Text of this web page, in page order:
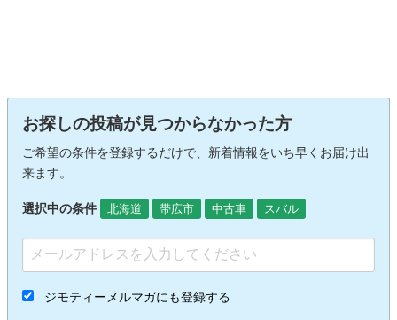
お探しの投稿が見つからなかった方
ご希望の条件を登録するだけで、新着情報をいち早くお届け出
来ます。
選択中の条件 北海道 帯広市 中古車 スバル
ジモティーメルマガにも登録する